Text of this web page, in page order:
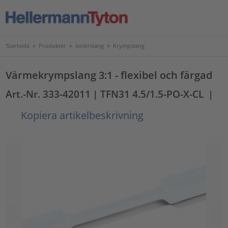
Startsida > Produkter > Isolerslang > Krympslang
Värmekrympslang 3:1 - flexibel och färgad
Art.-Nr. 333-42011 | TFN31 4.5/1.5-PO-X-CL |
Kopiera artikelbeskrivning